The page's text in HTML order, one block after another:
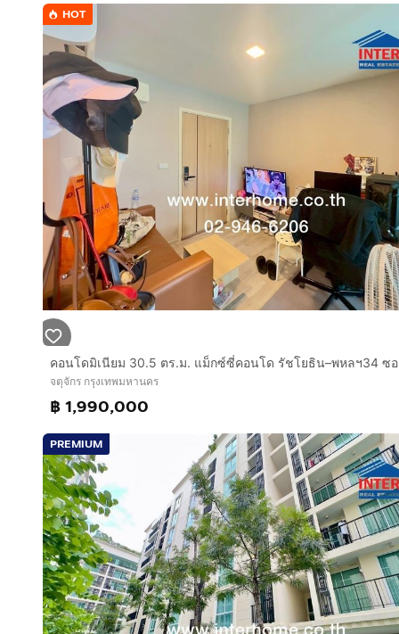
การตกแต่ง :
- ปูพื้นลามิเนต
- จัดแบ่งโซนห้องโถงรับแขก
- 1 ห้องนอน 1 ห้องน้ำ 1 ห้องครัว
สิ่งอำนวยความสะดวกในโครงการ :
-Lobby
-Sky Lounge
-Private Salon
-ฟิตเนส
-สระว่ายน้ำลอยฟ้า
-ห้องสำหรับเด็ก
-ห้องประชุม
-ที่จอดรถแบบ Auto Parking
-ลิฟต์โดยสาร
-CCTV
-ระบบรักษาความปลอดภัย 24 ชั่วโมง
-คีย์การ์ดระบบ One Card Access
ทำเลดีสถานที่ใกล้เคียง :
# เมเจอร์ ซีนีเพล็กซ์ รัชโยธิน และ ดิ อเวนิว รัชโยธิน : อ
(ระยะเดินประมาณ 270 เมตร)
# เซ็นทรัล พลาซา ลาดพร้าว : ห่างออกไปประมาณ 1.7 ก
# เทสโก้ โลตัส ลาดพร้าว : ห่างออกไปประมาณ 1.5 กม.
# ยูเนี่ยน มอลล์ : ห่างออกไปประมาณ 2.1 กม.
# บ็อกซ์ สเปซ รัชโยธิน (Box Space) : ตลาดนัดและแหล่
# จ๊อดแฟร์ แดนเนรมิต (JODD FAIRS) : แหล่งรวมร้าน
ห่างออกไปประมาณ 1 กม.
# มหาวิทยาลัยเกษตรศาสตร์ (บางเขน) : ห่างออกไปประ
# มหาวิทยาลัยราชภัฏจันทรเกษม : ห่างออกไปประมาณ
HOT
จตุจักร กรุงเทพมหานคร
฿ 1,990,000
PREMIUM